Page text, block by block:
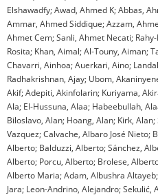
Elshawadfy; Awad, Ahmed K; Abbas,
Ammar, Ahmed Siddique; Azzam,
Ahmet Cem; Sanli, Ahmet Necati;
Rosita; Khan, Aimal; Al-Touny, Aiman;
Chavarri, Ainhoa; Auerkari, Aino;
Radhakrishnan, Ajay; Ubom,
Akif; Adepiti, Akinfolarin; Kuriyama,
Ala; El-Hussuna, Alaa; Habeebullah,
Biloslavo, Alan; Hoang, Alan; Kirk,
Vazquez; Calvache, Albaro José Nieto;
Alberto; Balduzzi, Alberto; Sánchez,
Alberto; Porcu, Alberto; Brolese,
Alberto Maria; Adam, Albushra
Jara; Leon-Andrino, Alejandro;